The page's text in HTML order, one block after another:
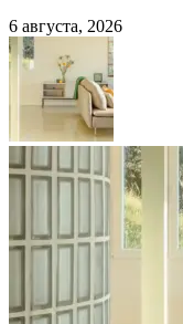
6 августа, 2026